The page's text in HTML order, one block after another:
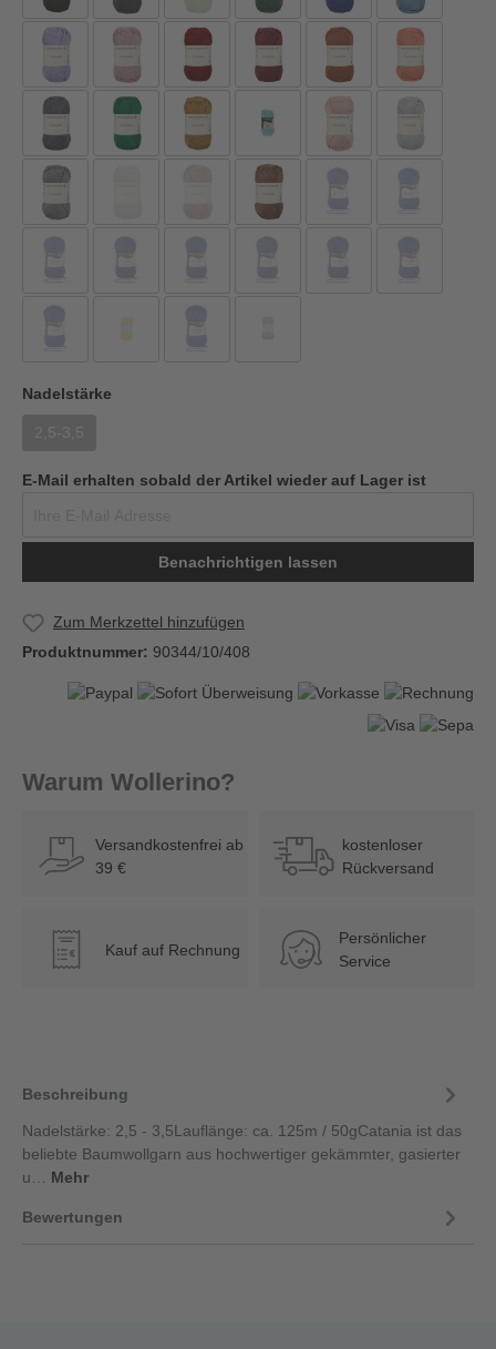
Nadelstärke
E-Mail erhalten sobald der Artikel wieder auf Lager ist
Benachrichtigen lassen
Zum Merkzettel hinzufügen
Produktnummer: 90344/10/408
Warum Wollerino?
Versandkostenfrei ab
39 €
kostenloser
Rückversand
€ Kauf auf Rechnung
Persönlicher
Service
Beschreibung
Nadelstärke: 2,5 - 3,5Lauflänge: ca. 125m / 50gCatania ist das
beliebte Baumwollgarn aus hochwertiger gekämmter, gasierter
u… Mehr
Bewertungen